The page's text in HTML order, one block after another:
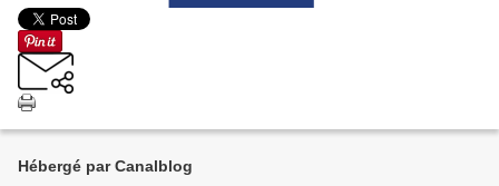
Hébergé par Canalblog